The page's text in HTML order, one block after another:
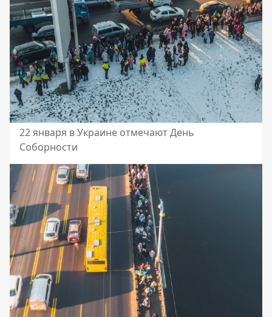
22 января в Украине отмечают День
Соборности